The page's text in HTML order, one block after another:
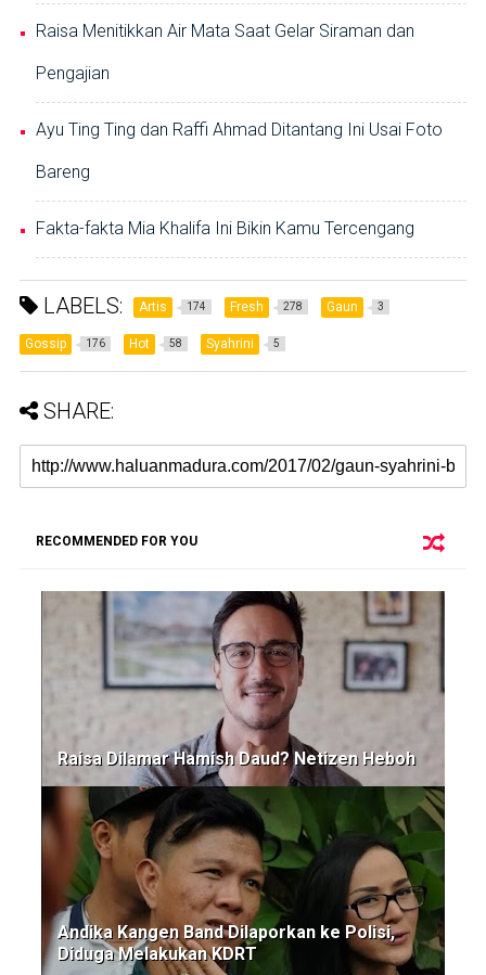
Raisa Menitikkan Air Mata Saat Gelar Siraman dan
Pengajian
Ayu Ting Ting dan Raffi Ahmad Ditantang Ini Usai Foto
Bareng
Fakta-fakta Mia Khalifa Ini Bikin Kamu Tercengang
LABELS: Artis 174 Fresh 278 Gaun 3
Gossip 176 Hot 58 Syahrini 5
SHARE:
RECOMMENDED FOR YOU
Raisa Dilamar Hamish Daud? Netizen Heboh
Andika Kangen Band Dilaporkan ke Polisi,
Diduga Melakukan KDRT